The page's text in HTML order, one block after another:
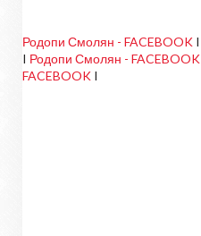
Родопи Смолян - FACEBOOK I
I Родопи Смолян - FACEBOOK
FACEBOOK I